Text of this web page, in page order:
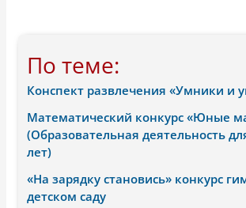
По теме:
Конспект развлечения «Умники и
Математический конкурс «Юные
(Образовательная деятельность
лет)
«На зарядку становись» конкурс
детском саду